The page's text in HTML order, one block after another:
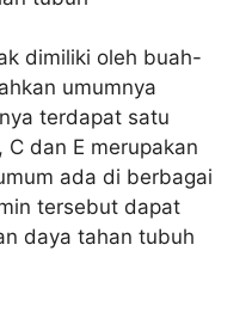
dimiliki oleh buah-
umumnya
terdapat satu
dan E merupakan
ada di berbagai
tersebut dapat
daya tahan tubuh